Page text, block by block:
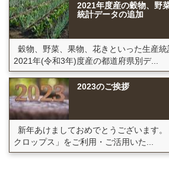
2021年度産の穀物、野
統計データの追加
穀物、野菜、果物、花きといった生産統
2021年(令和3年)度産の都道府県別デ...
2023のご挨拶
新年あけましておめでとうございます
クロップス」をご利用・ご活用いた...